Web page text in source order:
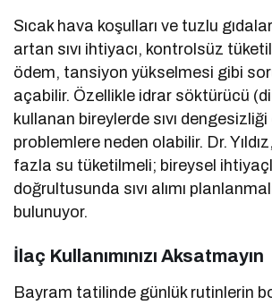
Sıcak hava koşulları ve tuzlu
artan sıvı ihtiyacı, kontrolsüz
ödem, tansiyon yükselmesi gibi
açabilir. Özellikle idrar söktürücü
kullanan bireylerde sıvı dengesizliği
problemlere neden olabilir. Dr.
fazla su tüketilmeli; bireysel
doğrultusunda sıvı alımı
bulunuyor.
İlaç Kullanımınızı Aksatmayın
Bayram tatilinde günlük rutinlerin